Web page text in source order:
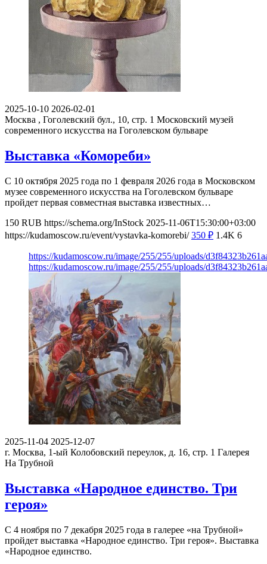
2025-10-10 2026-02-01
Москва , Гоголевский бул., 10, стр. 1 Московский музей
современного искусства на Гоголевском бульваре
Выставка «Комореби»
С 10 октября 2025 года по 1 февраля 2026 года в Московском
музее современного искусства на Гоголевском бульваре
пройдет первая совместная выставка известных…
150 RUB https://schema.org/InStock 2025-11-06T15:30:00+03:00
https://kudamoscow.ru/event/vystavka-komorebi/ 350 ₽ 1.4K 6
https://kudamoscow.ru/image/255/255/uploads/
https://kudamoscow.ru/image/255/255/uploads/
2025-11-04 2025-12-07
г. Москва, 1-ый Колобовский переулок, д. 16, стр. 1 Галерея
На Трубной
Выставка «Народное единство. Три
героя»
С 4 ноября по 7 декабря 2025 года в галерее «на Трубной»
пройдет выставка «Народное единство. Три героя». Выставка
«Народное единство.